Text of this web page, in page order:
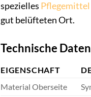
spezielles Pflegemittel
gut belüfteten Ort.
Technische
EIGENSCHAFT
Material Oberseite